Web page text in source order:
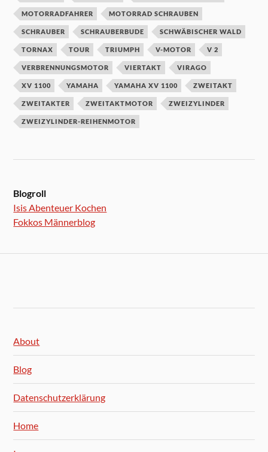
MOTORRADFAHRER MOTORRAD SCHRAUBEN
SCHRAUBER SCHRAUBERBUDE SCHWÄBISCHER WALD
TORNAX TOUR TRIUMPH V-MOTOR V 2
VERBRENNUNGSMOTOR VIERTAKT VIRAGO
XV 1100 YAMAHA YAMAHA XV 1100 ZWEITAKT
ZWEITAKTER ZWEITAKTMOTOR ZWEIZYLINDER
ZWEIZYLINDER-REIHENMOTOR
Blogroll
Isis Abenteuer Kochen
Fokkos Männerblog
About
Blog
Datenschutzerklärung
Home